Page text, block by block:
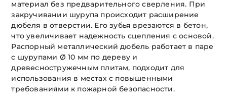
материал без предварительного сверления. При
закручивании шурупа происходит расширение
дюбеля в отверстии. Его зубья врезаются в бетон,
что увеличивает надежность сцепления с основой.
Распорный металлический дюбель работает в паре
с шурупами Ø 10 мм по дереву и
древесностружечным плитам, подходит для
использования в местах с повышенными
требованиями к пожарной безопасности.